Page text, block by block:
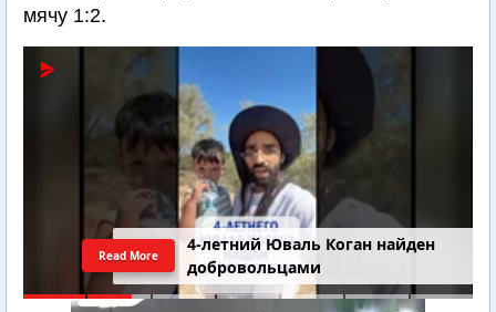
мячу 1:2.
4-летний Юваль Коган найден
добровольцами
Read More